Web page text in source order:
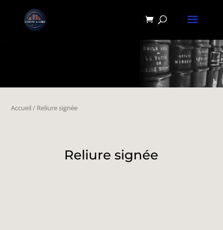
Accueil / Reliure signée
Reliure signée